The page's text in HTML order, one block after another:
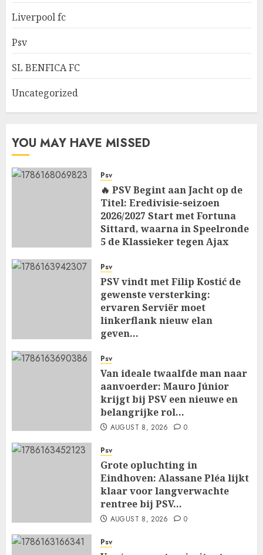
Liverpool fc
Psv
SL BENFICA FC
Uncategorized
YOU MAY HAVE MISSED
Psv
🔥 PSV Begint aan Jacht op de
Titel: Eredivisie-seizoen
2026/2027 Start met Fortuna
Sittard, waarna in Speelronde
5 de Klassieker tegen Ajax
AUGUST 8, 2026
Psv
PSV vindt met Filip Kostić de
gewenste versterking:
ervaren Serviër moet
linkerflank nieuw elan
geven…
Psv
Van ideale twaalfde man naar
aanvoerder: Mauro Júnior
krijgt bij PSV een nieuwe en
belangrijke rol…
AUGUST 8, 2026 0
Psv
Grote opluchting in
Eindhoven: Alassane Pléa lijkt
klaar voor langverwachte
rentree bij PSV…
AUGUST 8, 2026 0
Psv